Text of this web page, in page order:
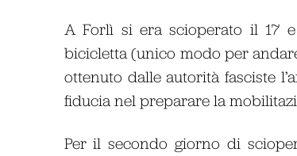
A Forlì si era scioperato il 17
bicicletta (unico modo per
ottenuto dalle autorità fasciste
fiducia nel preparare la
Per il secondo giorno di